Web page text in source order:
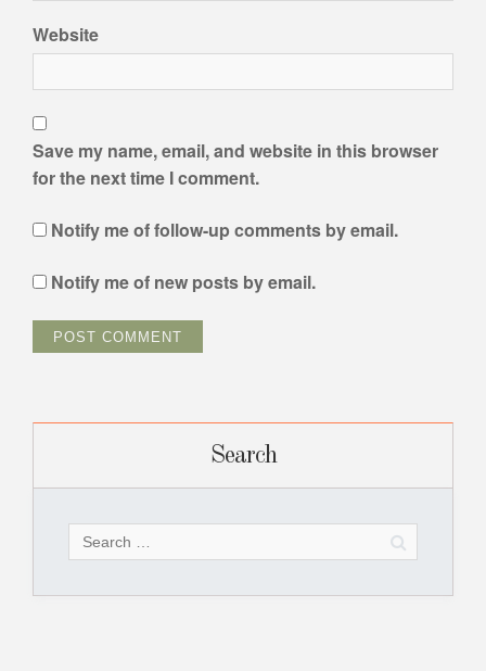
Website
Save my name, email, and website in this browser
for the next time I comment.
Notify me of follow-up comments by email.
Notify me of new posts by email.
Search
for: